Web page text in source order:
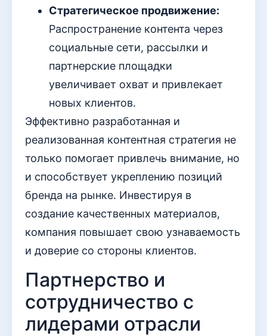
Стратегическое продвижение:
Распространение контента через
социальные сети, рассылки и
партнерские площадки
увеличивает охват и привлекает
новых клиентов.
Эффективно разработанная и
реализованная контентная стратегия не
только помогает привлечь внимание, но
и способствует укреплению позиций
бренда на рынке. Инвестируя в
создание качественных материалов,
компания повышает свою узнаваемость
и доверие со стороны клиентов.
Партнерство и
сотрудничество с
лидерами отрасли